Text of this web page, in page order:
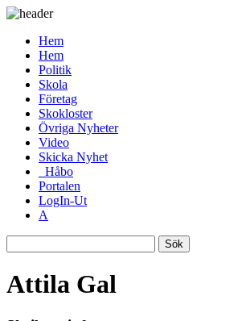
Hem
Hem
Politik
Skola
Företag
Skokloster
Övriga Nyheter
Video
Skicka Nyhet
_Håbo
Portalen
LogIn-Ut
A
Sök
Attila Gal